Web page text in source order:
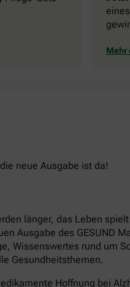
Mehr
neue Ausgabe ist da!
länger, das Leben
Ausgabe des GESUND
Wissenswertes rund um
Gesundheitsthemen.
Hoffnung bei